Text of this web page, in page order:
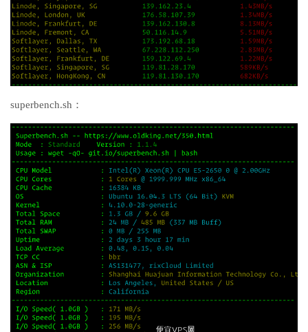
superbench.sh：